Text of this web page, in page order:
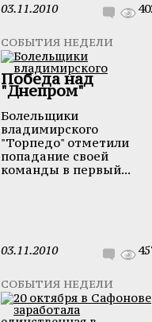
03.11.2010
СОБЫТИЯ НЕДЕЛИ
Победа над
"Днепром"
Болельщики
владимирского
"Торпедо" отметили
попадание своей
команды в первый...
03.11.2010
СОБЫТИЯ НЕДЕЛИ